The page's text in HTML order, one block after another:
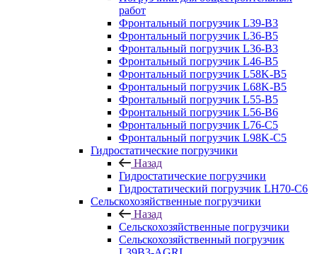
работ
Фронтальный погрузчик L39-B3
Фронтальный погрузчик L36-B5
Фронтальный погрузчик L36-B3
Фронтальный погрузчик L46-B5
Фронтальный погрузчик L58K-B5
Фронтальный погрузчик L68K-B5
Фронтальный погрузчик L55-B5
Фронтальный погрузчик L56-B6
Фронтальный погрузчик L76-С5
Фронтальный погрузчик L98K-C5
Гидростатические погрузчики
Назад
Гидростатические погрузчики
Гидростатический погрузчик LH70-C6
Сельскохозяйственные погрузчики
Назад
Сельскохозяйственные погрузчики
Сельскохозяйственный погрузчик